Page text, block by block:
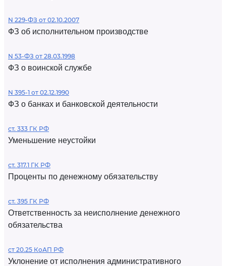
N 229-ФЗ от 02.10.2007
ФЗ об исполнительном производстве
N 53-ФЗ от 28.03.1998
ФЗ о воинской службе
N 395-1 от 02.12.1990
ФЗ о банках и банковской деятельности
ст. 333 ГК РФ
Уменьшение неустойки
ст. 317.1 ГК РФ
Проценты по денежному обязательству
ст. 395 ГК РФ
Ответственность за неисполнение денежного
обязательства
ст 20.25 КоАП РФ
Уклонение от исполнения административного